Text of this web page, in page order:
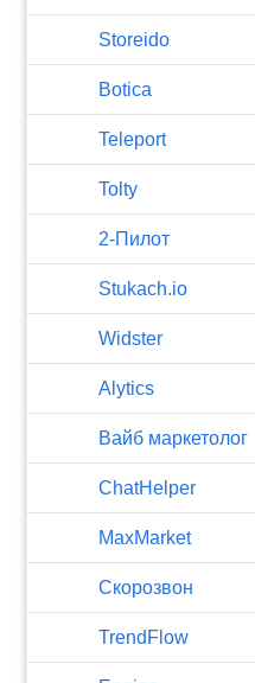
Storeido
Botica
Teleport
Tolty
2-Пилот
Stukach.io
Widster
Alytics
Вайб маркетолог
ChatHelper
MaxMarket
Скорозвон
TrendFlow